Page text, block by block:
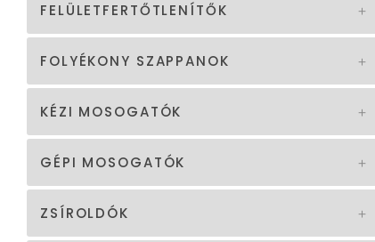
FELÜLETFERTŐTLENÍTŐK
FOLYÉKONY SZAPPANOK
KÉZI MOSOGATÓK
GÉPI MOSOGATÓK
ZSÍROLDÓK